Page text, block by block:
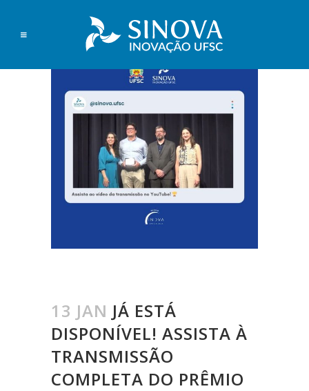
13 JAN JÁ ESTÁ
DISPONÍVEL! ASSISTA À
TRANSMISSÃO
COMPLETA DO PRÊMIO